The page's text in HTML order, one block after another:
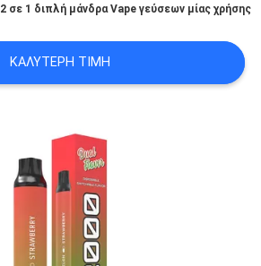
2 σε 1 διπλή μάνδρα Vape γεύσεων μίας χρήσης
ΚΑΛΎΤΕΡΗ ΤΙΜΉ